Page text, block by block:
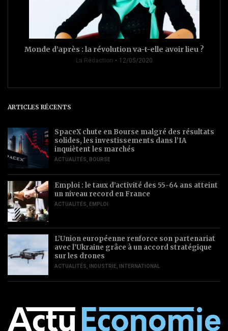
Monde d’après : la révolution va-t-elle avoir lieu ?
La Rédaction 12/05/2020
ARTICLES RÉCENTS
SpaceX chute en Bourse malgré des résultats
solides, les investissements dans l’IA
inquiètent les marchés
ACTUALITÉS BOURSE
Emploi : le taux d’activité des 55-64 ans atteint
un niveau record en France
ACTUALITÉS EMPLOI
L’Union européenne renforce son partenariat
avec l’Ukraine grâce à un accord stratégique
sur les drones
ACTUALITÉS INDUSTRIE INTERNATIONAL